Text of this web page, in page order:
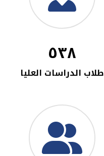
٥٣٨
طلاب الدراسات العليا